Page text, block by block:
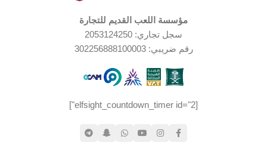
جيدة جدا
حالة المنتج
مستخدم بحالة جيدة جدا
مؤسسة اللعب القديم للتجارة
سجل تجاري: 2053124250
رقم ضريبي: 302256888100003
[elfsight_countdown_timer id="2"]